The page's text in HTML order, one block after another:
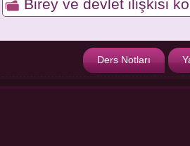
Birey ve devlet ilişkisi
Ders Notları